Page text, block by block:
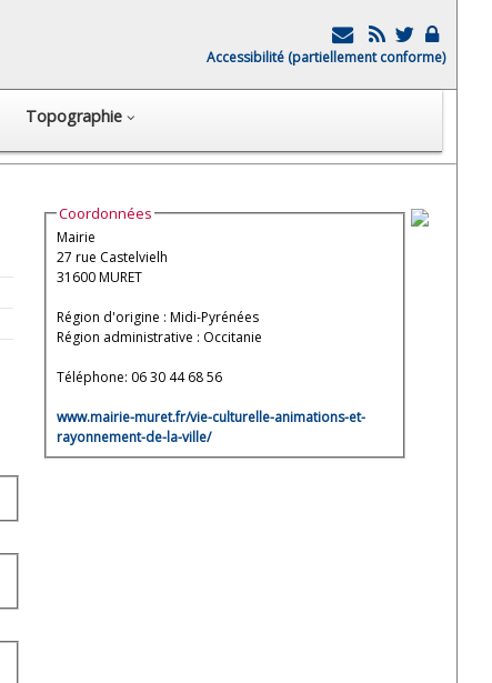
Accessibilité (partiellement conforme)
Topographie
Coordonnées
Mairie
27 rue Castelvielh
31600 MURET
Région d'origine : Midi-Pyrénées
Région administrative : Occitanie
Téléphone: 06 30 44 68 56
www.mairie-muret.fr/vie-culturelle-animations-et-
rayonnement-de-la-ville/